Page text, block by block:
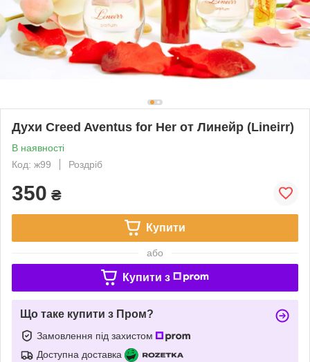
Духи Creed Aventus for Her от Линейр (Lineirr)
В наявності
Код: ж99
Роздріб
350 ₴
Купити
або
Купити з
Що таке купити з Пром?
Замовлення під захистом
Доступна доставка